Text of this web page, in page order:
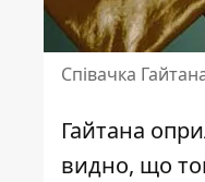
Співачка
Гайтана
видно, що